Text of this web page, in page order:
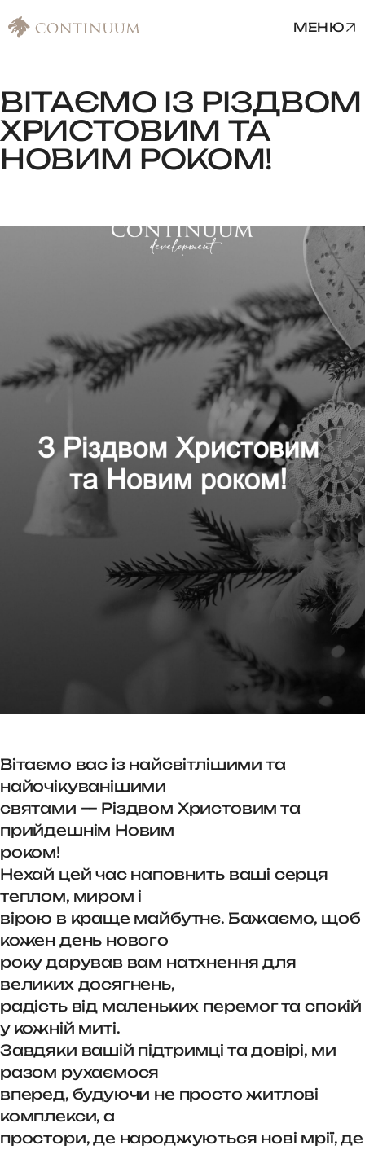
МЕНЮ
ВІТАЄМО ІЗ РІЗДВОМ
ХРИСТОВИМ ТА
НОВИМ РОКОМ!
Вітаємо вас із найсвітлішими та
найочікуванішими
святами — Різдвом Христовим та
прийдешнім Новим
роком!
Нехай цей час наповнить ваші серця
теплом, миром і
вірою в краще майбутнє. Бажаємо, щоб
кожен день нового
року дарував вам натхнення для
великих досягнень,
радість від маленьких перемог та спокій
у кожній миті.
Завдяки вашій підтримці та довірі, ми
разом рухаємося
вперед, будуючи не просто житлові
комплекси, а
простори, де народжуються нові мрії, де